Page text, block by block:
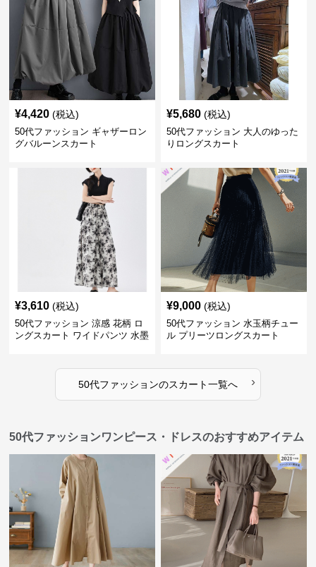
¥4,420 (税込)
50代ファッション ギャザーロン
グバルーンスカート
¥5,680 (税込)
50代ファッション 大人のゆった
りロングスカート
¥3,610 (税込)
50代ファッション 涼感 花柄 ロ
ングスカート ワイドパンツ 水墨
¥9,000 (税込)
50代ファッション 水玉柄チュー
ル プリーツロングスカート
50代ファッションのスカート一覧へ ›
50代ファッションワンピース・ドレスのおすすめアイテム